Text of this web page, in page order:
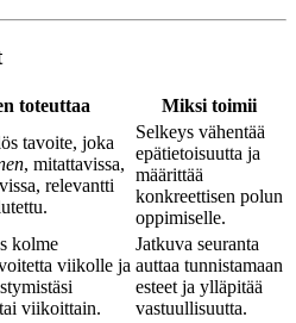
toteuttaa Miksi toimii
tavoite, joka
, mitattavissa,
relevantti
Selkeys vähentää
epätietoisuutta ja
määrittää
konkreettisen polun
oppimiselle.
kolme
viikolle ja
viikoittain.
Jatkuva seuranta
auttaa tunnistamaan
esteet ja ylläpitää
vastuullisuutta.